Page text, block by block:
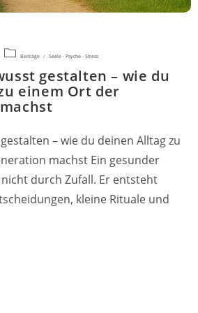
gestalten – wie du
einem Ort der
Beitrags-
Beiträge / Seele - Psyche - Stress
– wie du deinen Alltag zu
machst Ein gesunder
durch Zufall. Er entsteht
kleine Rituale und